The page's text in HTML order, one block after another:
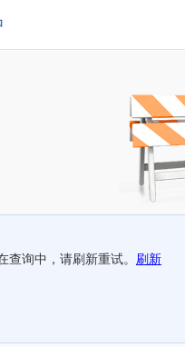
查询中，请刷新重试。 刷新